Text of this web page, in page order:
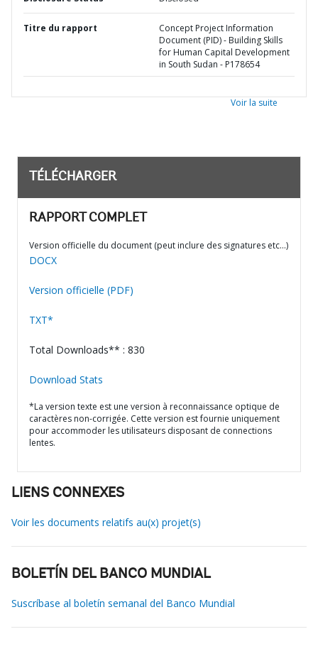
Titre du rapport
Concept Project Information
Document (PID) - Building Skills
for Human Capital Development
in South Sudan - P178654
Voir la suite
TÉLÉCHARGER
RAPPORT COMPLET
Version officielle du document (peut inclure des signatures etc…)
DOCX
Version officielle (PDF)
TXT*
Total Downloads** : 830
Download Stats
*La version texte est une version à reconnaissance optique de
caractères non-corrigée. Cette version est fournie uniquement
pour accommoder les utilisateurs disposant de connections
lentes.
LIENS CONNEXES
Voir les documents relatifs au(x) projet(s)
BOLETÍN DEL BANCO MUNDIAL
Suscríbase al boletín semanal del Banco Mundial